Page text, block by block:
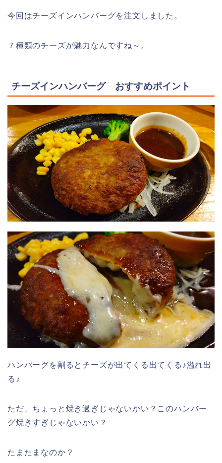
今回はチーズインハンバーグを注文しました。
７種類のチーズが魅力なんですね～。
チーズインハンバーグ おすすめポイント
ハンバーグを割るとチーズが出てくる出てくる♪溢れ出
る♪
ただ、ちょっと焼き過ぎじゃないかい？このハンバー
グ焼きすぎじゃないかい？
たまたまなのか？